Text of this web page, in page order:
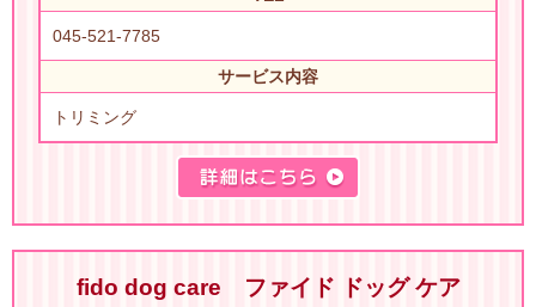
045-521-7785
サービス内容
トリミング
fido dog care ファイド ドッグ ケア